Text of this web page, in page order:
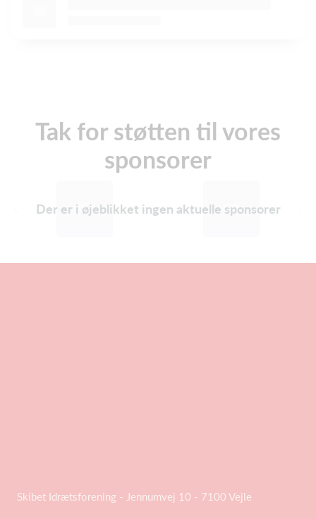
Tak for støtten til vores
sponsorer
Der er i øjeblikket ingen aktuelle sponsorer
Skibet Idrætsforening - Jennumvej 10 - 7100 Vejle